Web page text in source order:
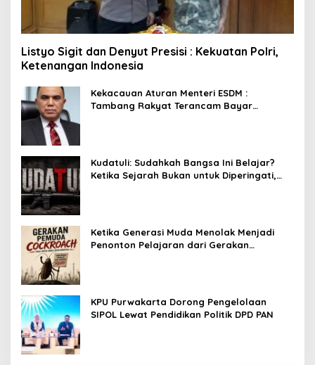
Listyo Sigit dan Denyut Presisi : Kekuatan Polri,
Ketenangan Indonesia
Kekacauan Aturan Menteri ESDM :
Tambang Rakyat Terancam Bayar
Kudatuli: Sudahkah Bangsa Ini Belajar?
Ketika Sejarah Bukan untuk Diperingati,
Ketika Generasi Muda Menolak Menjadi
Penonton Pelajaran dari Gerakan
KPU Purwakarta Dorong Pengelolaan
SIPOL Lewat Pendidikan Politik DPD PAN